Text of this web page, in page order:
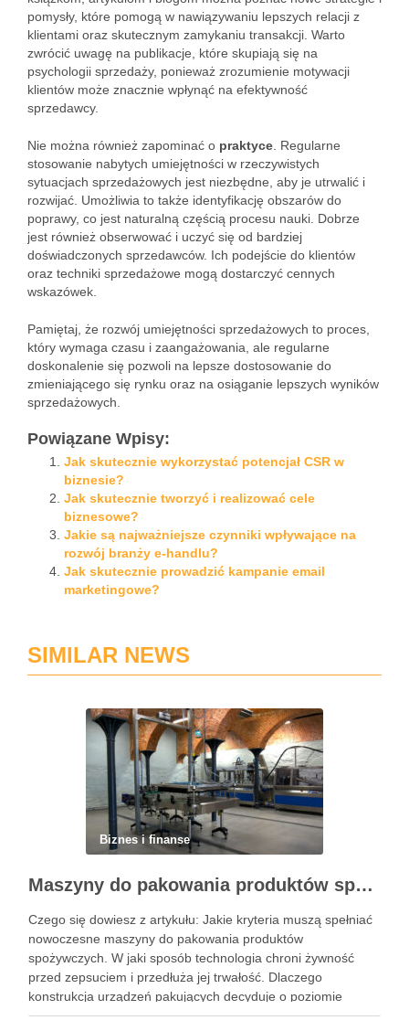
pomysły, które pomogą w nawiązywaniu lepszych relacji z
klientami oraz skutecznym zamykaniu transakcji. Warto
zwrócić uwagę na publikacje, które skupiają się na
psychologii sprzedaży, ponieważ zrozumienie motywacji
klientów może znacznie wpłynąć na efektywność
sprzedawcy.
Nie można również zapominać o praktyce . Regularne
stosowanie nabytych umiejętności w rzeczywistych
sytuacjach sprzedażowych jest niezbędne, aby je utrwalić i
rozwijać. Umożliwia to także identyfikację obszarów do
poprawy, co jest naturalną częścią procesu nauki. Dobrze
jest również obserwować i uczyć się od bardziej
doświadczonych sprzedawców. Ich podejście do klientów
oraz techniki sprzedażowe mogą dostarczyć cennych
wskazówek.
Pamiętaj, że rozwój umiejętności sprzedażowych to proces,
który wymaga czasu i zaangażowania, ale regularne
doskonalenie się pozwoli na lepsze dostosowanie do
zmieniającego się rynku oraz na osiąganie lepszych wyników
sprzedażowych.
Powiązane Wpisy:
Jak skutecznie wykorzystać potencjał CSR w
biznesie?
Jak skutecznie tworzyć i realizować cele
biznesowe?
Jakie są najważniejsze czynniki wpływające na
rozwój branży e-handlu?
Jak skutecznie prowadzić kampanie email
marketingowe?
SIMILAR NEWS
Biznes i finanse
Maszyny do pakowania produktów spożywczych – standardy higieny i nowoczesne technologie w przetwórstwie
Czego się dowiesz z artykułu: Jakie kryteria muszą spełniać
nowoczesne maszyny do pakowania produktów
spożywczych. W jaki sposób technologia chroni żywność
przed zepsuciem i przedłuża jej trwałość. Dlaczego
konstrukcja urządzeń pakujących decyduje o poziomie
higieny w zakładzie. Jak dobrać odpowiedni system